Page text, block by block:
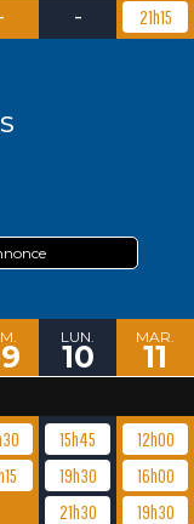
- 21h15
LUN.
10
MAR.
11
15h45
19h30
21h30
12h00
16h00
19h30